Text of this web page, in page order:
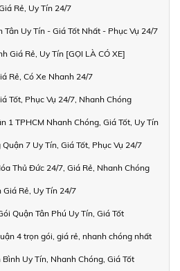
Rẻ, Uy Tín 24/7
Tân Uy Tín - Giá Tốt Nhất - Phục Vụ 24/7
Giá Rẻ, Uy Tín [GỌI LÀ CÓ XE]
Rẻ, Có Xe Nhanh 24/7
Tốt, Phục Vụ 24/7, Nhanh Chóng
1 TPHCM Nhanh Chóng, Giá Tốt, Uy Tín
7 Uy Tín, Giá Tốt, Phục Vụ 24/7
Thủ Đức 24/7, Giá Rẻ, Nhanh Chóng
Rẻ, Uy Tín 24/7
Quận Tân Phú Uy Tín, Giá Tốt
4 trọn gói, giá rẻ, nhanh chóng nhất
Uy Tín, Nhanh Chóng, Giá Tốt